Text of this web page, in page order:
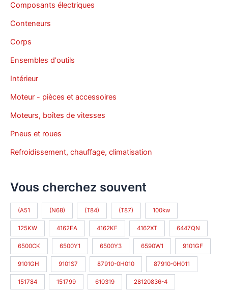
Composants électriques
Conteneurs
Corps
Ensembles d'outils
Intérieur
Moteur - pièces et accessoires
Moteurs, boîtes de vitesses
Pneus et roues
Refroidissement, chauffage, climatisation
Vous cherchez souvent
(A51 (N68) (T84) (T87) 100kw
125KW 4162EA 4162KF 4162XT 6447QN
6500CK 6500Y1 6500Y3 6590W1 9101GF
9101GH 9101S7 87910-0H010 87910-0H011
151784 151799 610319 28120836-4